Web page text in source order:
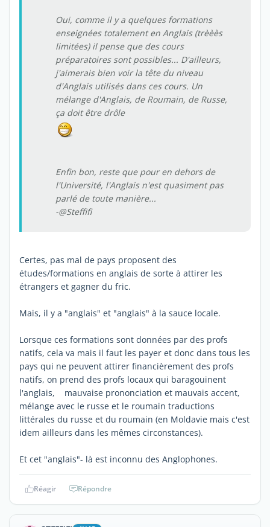
Oui, comme il y a quelques formations
enseignées totalement en Anglais (trèèès
limitées) il pense que des cours
préparatoires sont possibles... D'ailleurs,
j'aimerais bien voir la tête du niveau
d'Anglais utilisés dans ces cours. Un
mélange d'Anglais, de Roumain, de Russe,
ça doit être drôle
Enfin bon, reste que pour en dehors de
l'Université, l'Anglais n'est quasiment pas
parlé de toute manière...
-@Steffifi
Certes, pas mal de pays proposent des
études/formations en anglais de sorte à attirer les
étrangers et gagner du fric.
Mais, il y a "anglais" et "anglais" à la sauce locale.
Lorsque ces formations sont données par des profs
natifs, cela va mais il faut les payer et donc dans tous les
pays qui ne peuvent attirer financièrement des profs
natifs, on prend des profs locaux qui baragouinent
l'anglais, mauvaise prononciation et mauvais accent,
mélange avec le russe et le roumain traductions
littérales du russe et du roumain (en Moldavie mais c'est
idem ailleurs dans les mêmes circonstances).
Et cet "anglais"- là est inconnu des Anglophones.
Réagir Répondre